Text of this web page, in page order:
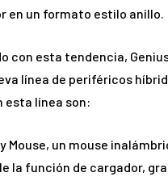
en un formato estilo anillo.
con esta tendencia,
línea de periféricos
esta línea son:
Mouse, un mouse
la función de cargador,